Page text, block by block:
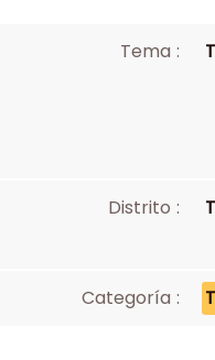
Tema :
Distrito :
Categoría :